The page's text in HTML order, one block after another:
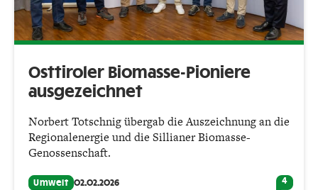
Osttiroler Biomasse-Pioniere
ausgezeichnet
Norbert Totschnig übergab die Auszeichnung an die
Regionalenergie und die Sillianer Biomasse-
Genossenschaft.
Umwelt 02.02.2026 4